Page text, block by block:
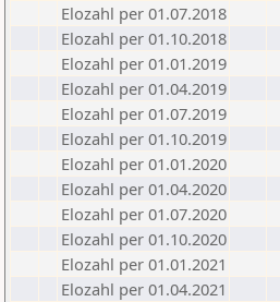
Elozahl per 01.07.2018
Elozahl per 01.10.2018
Elozahl per 01.01.2019
Elozahl per 01.04.2019
Elozahl per 01.07.2019
Elozahl per 01.10.2019
Elozahl per 01.01.2020
Elozahl per 01.04.2020
Elozahl per 01.07.2020
Elozahl per 01.10.2020
Elozahl per 01.01.2021
Elozahl per 01.04.2021